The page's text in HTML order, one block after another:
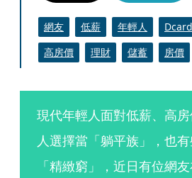
網友 低薪 年輕人 Dcard
高房價
理財 儲蓄 房價
現代年輕人面對低薪、高
人選擇當「躺平族」，也
「精緻窮」，近日有位網